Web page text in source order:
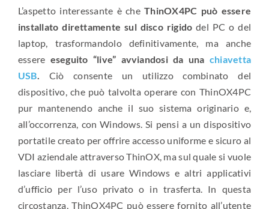
L’aspetto interessante è cheThinOX4PC può essere
installato direttamente sul disco rigido del PC o del
laptop, trasformandolo definitivamente, ma anche
essere eseguito “live” avviandosi da una chiavetta
USB. Ciò consente un utilizzo combinato del
dispositivo, che può talvolta operare con ThinOX4PC
pur mantenendo anche il suo sistema originario e,
all’occorrenza, con Windows. Si pensi a un dispositivo
portatile creato per offrire accesso uniforme e sicuro al
VDI aziendale attraverso ThinOX, ma sul quale si vuole
lasciare libertà di usare Windows e altri applicativi
d’ufficio per l’uso privato o in trasferta. In questa
circostanza, ThinOX4PC può essere fornito all’utente